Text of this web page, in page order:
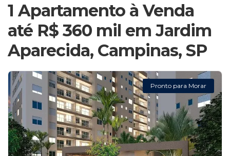
1 Apartamento à Venda
até R$ 360 mil em Jardim
Aparecida, Campinas, SP
Pronto para Morar